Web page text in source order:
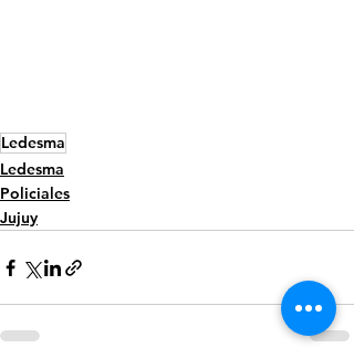
Ledesma
Ledesma
Policiales
Jujuy